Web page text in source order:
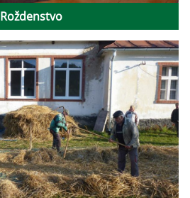
Roždenstvo